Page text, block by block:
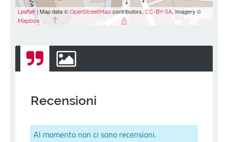
Leaflet| Map data © OpenStreetMap contributors, CC-BY-SA, Imagery ©
Mapbox
Recensioni
Al momento non ci sono recensioni.